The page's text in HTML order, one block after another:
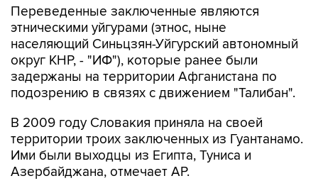
Переведенные заключенные являются
этническими уйгурами (этнос, ныне
населяющий Синьцзян-Уйгурский автономный
округ КНР, - "ИФ"), которые ранее были
задержаны на территории Афганистана по
подозрению в связях с движением "Талибан".
В 2009 году Словакия приняла на своей
территории троих заключенных из Гуантанамо.
Ими были выходцы из Египта, Туниса и
Азербайджана, отмечает AP.